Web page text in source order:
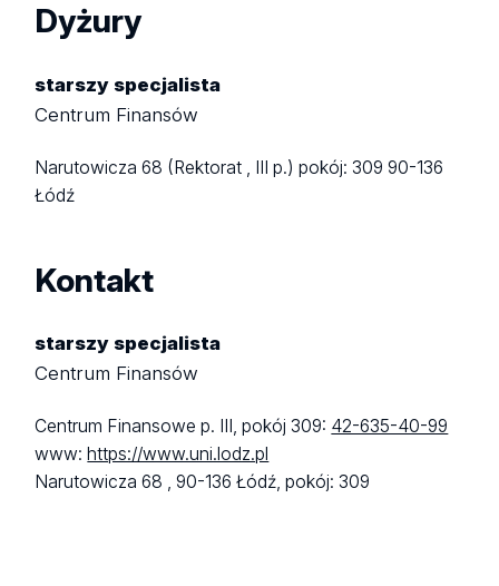
Dyżury
starszy specjalista
Centrum Finansów
Narutowicza 68 (Rektorat , III p.)pokój: 30990-136
Łódź
Kontakt
starszy specjalista
Centrum Finansów
Centrum Finansowe p. III, pokój 309: 42-635-40-99
www:https://www.uni.lodz.pl
Narutowicza 68 ,90-136 Łódź,pokój: 309